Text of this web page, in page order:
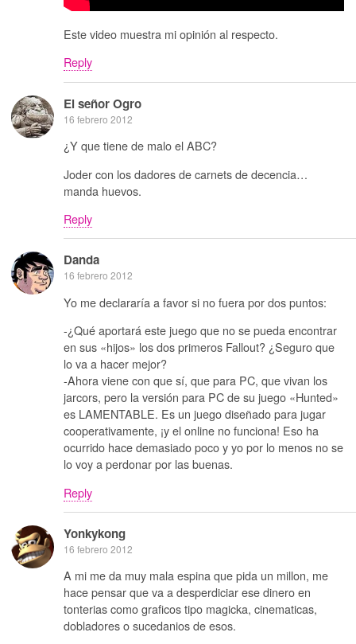
Este video muestra mi opinión al respecto.
Reply
El señor Ogro
16 febrero 2012
¿Y que tiene de malo el ABC?
Joder con los dadores de carnets de decencia…
manda huevos.
Reply
Danda
16 febrero 2012
Yo me declararía a favor si no fuera por dos puntos:
-¿Qué aportará este juego que no se pueda encontrar
en sus «hijos» los dos primeros Fallout? ¿Seguro que
lo va a hacer mejor?
-Ahora viene con que sí, que para PC, que vivan los
jarcors, pero la versión para PC de su juego «Hunted»
es LAMENTABLE. Es un juego diseñado para jugar
cooperativamente, ¡y el online no funciona! Eso ha
ocurrido hace demasiado poco y yo por lo menos no se
lo voy a perdonar por las buenas.
Reply
Yonkykong
16 febrero 2012
A mi me da muy mala espina que pida un millon, me
hace pensar que va a desperdiciar ese dinero en
tonterias como graficos tipo magicka, cinematicas,
dobladores o sucedanios de esos.